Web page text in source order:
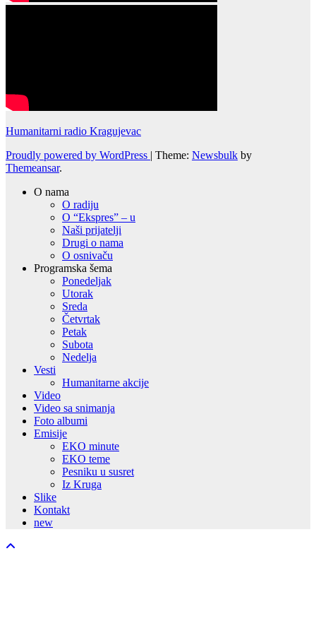
Humanitarni radio Kragujevac
Proudly powered by WordPress | Theme: Newsbulk by
Themeansar.
O nama
O radiju
O “Ekspres” – u
Naši prijatelji
Drugi o nama
O osnivaču
Programska šema
Ponedeljak
Utorak
Sreda
Četvrtak
Petak
Subota
Nedelja
Vesti
Humanitarne akcije
Video
Video sa snimanja
Foto albumi
Emisije
EKO minute
EKO teme
Pesniku u susret
Iz Kruga
Slike
Kontakt
new